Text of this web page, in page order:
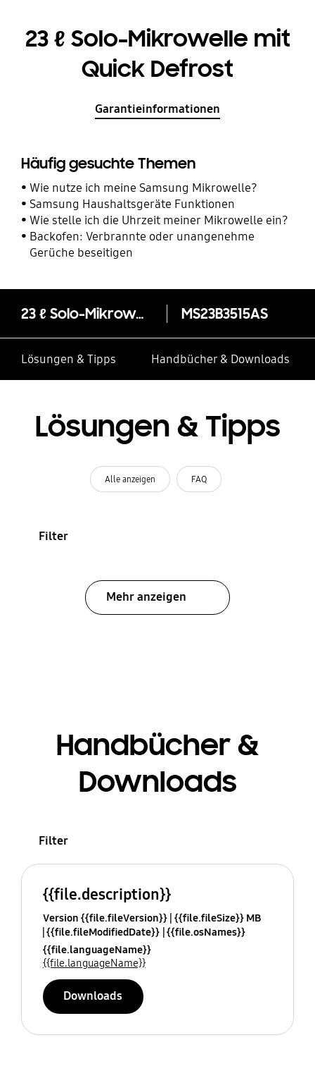
23 ℓ Solo-Mikrowelle mit
Quick Defrost
Garantieinformationen
Häufig gesuchte Themen
Wie nutze ich meine Samsung Mikrowelle?
Samsung Haushaltsgeräte Funktionen
Wie stelle ich die Uhrzeit meiner Mikrowelle ein?
Backofen: Verbrannte oder unangenehme
Gerüche beseitigen
23 ℓ Solo-Mikrowelle mit Quick Defrost MS23B3515AS
Lösungen & Tipps Handbücher & Downloads
Lösungen & Tipps
Alle anzeigen FAQ
Filter
Mehr anzeigen
Handbücher &
Downloads
Filter
{{file.description}}
Version {{file.fileVersion}} {{file.fileSize}} MB
{{file.fileModifiedDate}} {{file.osNames}}
{{file.languageName}}
{{file.languageName}}
Downloads